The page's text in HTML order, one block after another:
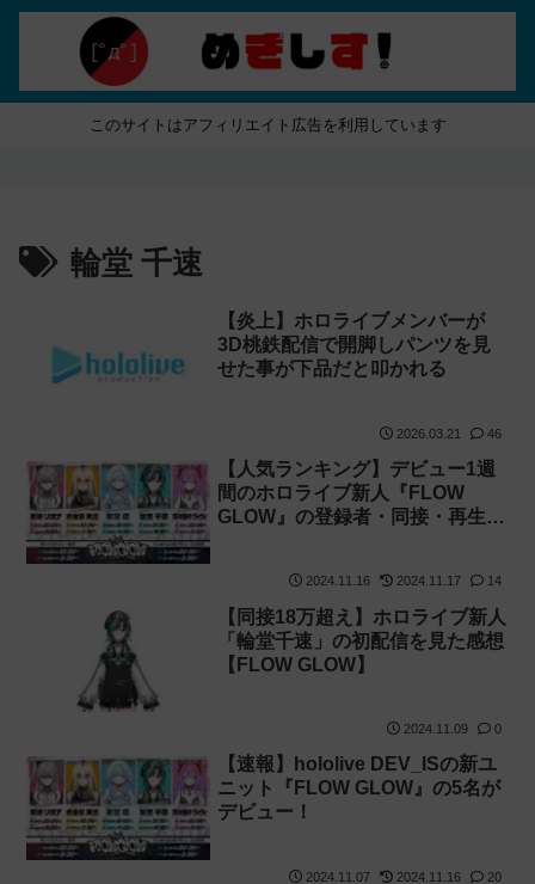
このサイトはアフィリエイト広告を利用しています
輪堂 千速
【炎上】ホロライブメンバーが
3D桃鉄配信で開脚しパンツを見
せた事が下品だと叩かれる
2026.03.21 46
【人気ランキング】デビュー1週
間のホロライブ新人『FLOW
GLOW』の登録者・同接・再生数
2024.11.16 2024.11.17 14
【同接18万超え】ホロライブ新人
「輪堂千速」の初配信を見た感想
【FLOW GLOW】
2024.11.09 0
【速報】hololive DEV_ISの新ユ
ニット『FLOW GLOW』の5名が
デビュー！
2024.11.07 2024.11.16 20